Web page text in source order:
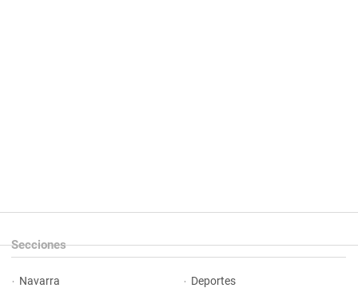
Secciones
Navarra Deportes